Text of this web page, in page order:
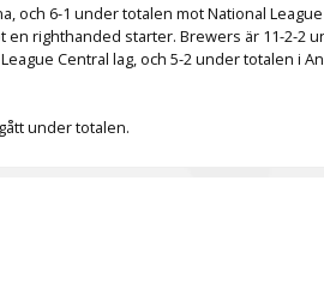
och 6-1 under totalen mot National
en righthanded starter. Brewers är 11-2-2
Central lag, och 5-2 under totalen i
under totalen.